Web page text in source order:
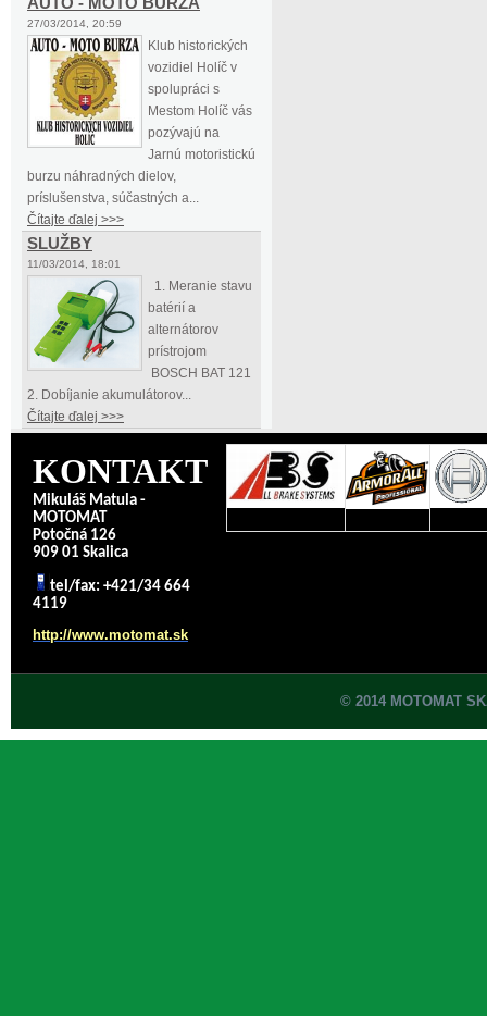
27/03/2014, 20:59
Klub historických
vozidiel Holíč v
spolupráci s
Mestom Holíč vás
pozývajú na
Jarnú motoristickú
burzu náhradných dielov,
príslušenstva, súčastných a...
Čítajte ďalej >>>
SLUŽBY
11/03/2014, 18:01
1. Meranie stavu
batérií a
alternátorov
prístrojom
BOSCH BAT 121
2. Dobíjanie akumulátorov...
Čítajte ďalej >>>
KONTAKT
Mikuláš Matula -
MOTOMAT
Potočná 126
909 01 Skalica
tel/fax: +421/34 664
4119
http://www.motomat.sk
© 2014